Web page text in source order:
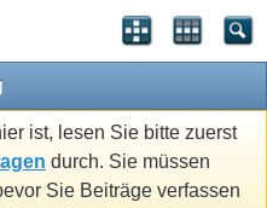
ist, lesen Sie bitte zuerst
durch. Sie müssen
Sie Beiträge verfassen